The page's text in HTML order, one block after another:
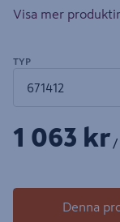
Visa mer
TYP
1 063 kr /
Denna